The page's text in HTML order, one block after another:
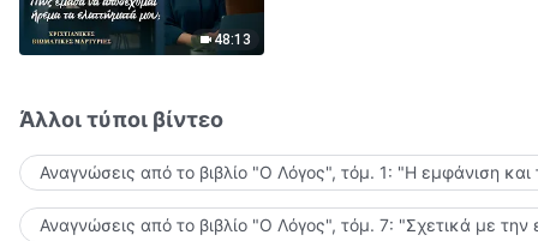
48:13
Άλλοι τύποι βίντεο
Αναγνώσεις από το βιβλίο "Ο Λόγος", τόμ. 1: "Η εμφάνιση
Αναγνώσεις από το βιβλίο "Ο Λόγος", τόμ. 7: "Σχετικά με την